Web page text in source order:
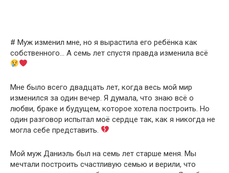
# Муж изменил мне, но я вырастила его ребёнка как
собственного… А семь лет спустя правда изменила всё
Мне было всего двадцать лет, когда весь мой мир
изменился за один вечер. Я думала, что знаю всё о
любви, браке и будущем, которое хотела построить. Но
один разговор испытал моё сердце так, как я никогда не
могла себе представить.
Мой муж Даниэль был на семь лет старше меня. Мы
мечтали построить счастливую семью и верили, что